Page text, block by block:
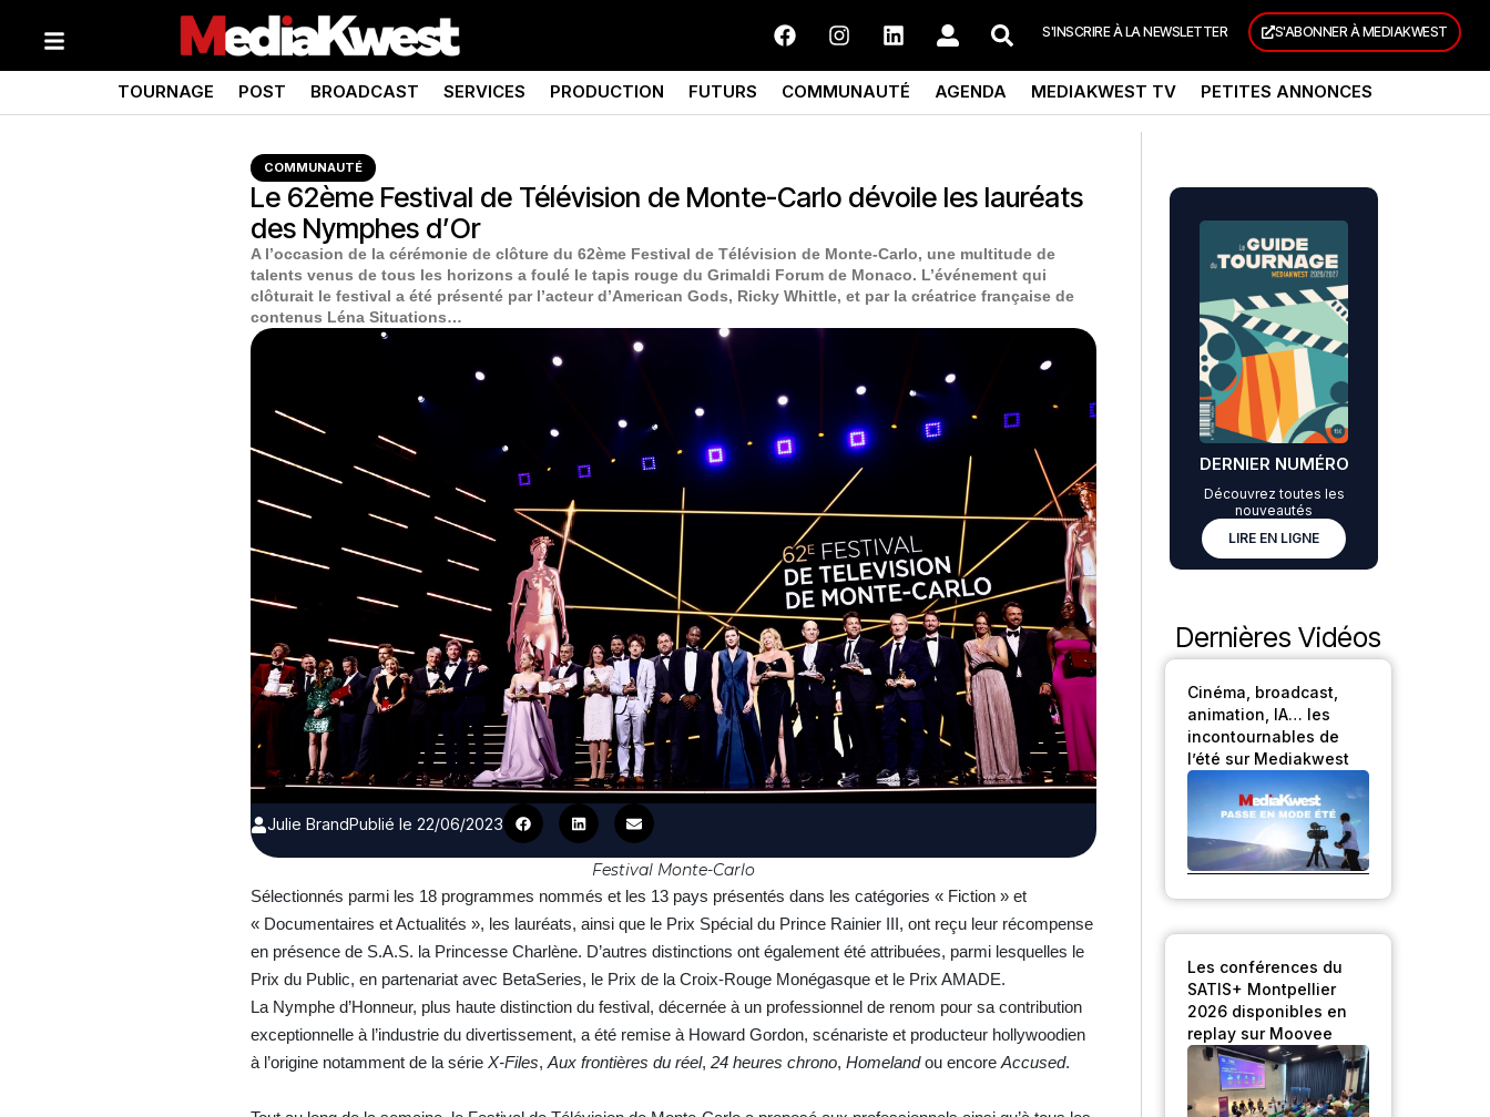
S'INSCRIRE À LA NEWSLETTER S'ABONNER À MEDIAKWEST
TOURNAGE POST BROADCAST SERVICES PRODUCTION FUTURS COMMUNAUTÉ AGENDA MEDIAKWEST TV PETITES ANNONCES
COMMUNAUTÉ
Le 62ème Festival de Télévision de Monte-Carlo dévoile les lauréats
des Nymphes d’Or
A l’occasion de la cérémonie de clôture du 62ème Festival de Télévision de Monte-Carlo, une multitude de
talents venus de tous les horizons a foulé le tapis rouge du Grimaldi Forum de Monaco. L’événement qui
clôturait le festival a été présenté par l’acteur d’American Gods, Ricky Whittle, et par la créatrice française de
contenus Léna Situations…
Julie BrandPublié le 22/06/2023
Festival Monte-Carlo
Sélectionnés parmi les 18 programmes nommés et les 13 pays présentés dans les catégories « Fiction » et
« Documentaires et Actualités », les lauréats, ainsi que le Prix Spécial du Prince Rainier III, ont reçu leur récompense
en présence de S.A.S. la Princesse Charlène. D’autres distinctions ont également été attribuées, parmi lesquelles le
Prix du Public, en partenariat avec BetaSeries, le Prix de la Croix-Rouge Monégasque et le Prix AMADE.
La Nymphe d’Honneur, plus haute distinction du festival, décernée à un professionnel de renom pour sa contribution
exceptionnelle à l’industrie du divertissement, a été remise à Howard Gordon, scénariste et producteur hollywoodien
à l’origine notamment de la sérieX-Files,Aux frontières du réel,24 heures chrono,Homelandou encoreAccused.
DERNIER NUMÉRO
Découvrez toutes les
nouveautés
LIRE EN LIGNE
Dernières Vidéos
Cinéma, broadcast,
animation, IA… les
incontournables de
l’été sur Mediakwest
Les conférences du
SATIS+ Montpellier
2026 disponibles en
replay sur Moovee